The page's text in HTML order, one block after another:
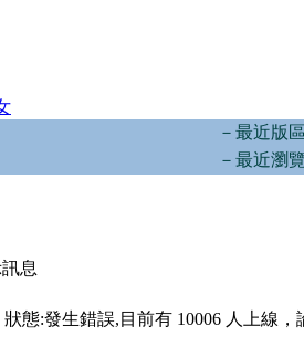
－最近版
－最近瀏
息
狀態:發生錯誤,目前有 10006 人上線